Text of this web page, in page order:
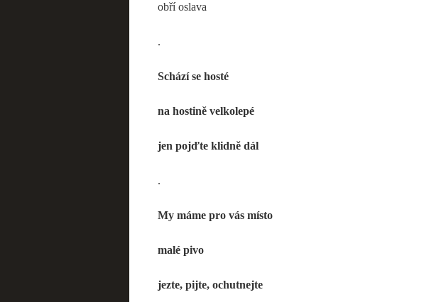
obří oslava
.
Schází se hosté
na hostině velkolepé
jen pojďte klidně dál
.
My máme pro vás místo
malé pivo
jezte, pijte, ochutnejte